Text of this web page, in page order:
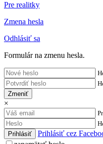
Pre realitky
Zmena hesla
Odhlásiť sa
Formulár na zmenu hesla.
Zmeniť
×
Prihlásiť cez